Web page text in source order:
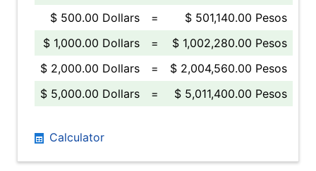
$ 500.00 Dollars
=
$ 501,140.00 Pesos
$ 1,000.00 Dollars
=
$ 1,002,280.00 Pesos
$ 2,000.00 Dollars
=
$ 2,004,560.00 Pesos
$ 5,000.00 Dollars
= $ 5,011,400.00 Pesos
Calculator